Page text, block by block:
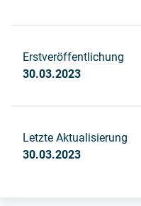
Erstveröffentlichung
30.03.2023
Letzte Aktualisierung
30.03.2023